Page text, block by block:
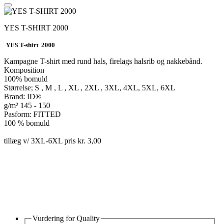
YES T-SHIRT 2000
YES T-shirt 2000
Kampagne T-shirt med rund hals, firelags halsrib og nakkebånd.
Komposition
100% bomuld
Størrelse; S , M , L , XL , 2XL , 3XL, 4XL, 5XL, 6XL
Brand: ID®
g/m² 145 - 150
Pasform: FITTED
100 % bomuld
tillæg v/ 3XL-6XL pris kr. 3,00
Vurdering forQuality